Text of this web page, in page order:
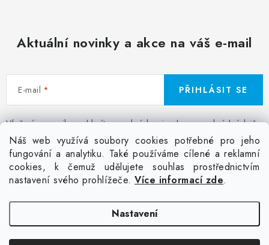
Náš web využívá soubory cookies potřebné pro jeho
fungování a analytiku. Také používáme cílené a reklamní
cookies, k čemuž udělujete souhlas prostřednictvím
nastavení svého prohlížeče. Více informací zde.
Nastavení
Aktuální novinky a akce na váš e-mail
E-mail
Vložením e-mailu souhlasíte spodmínkami ochrany osobních údajů
PŘIHLÁSIT SE
Facebook Kontakt Jak nakupovat
Poptávka potisku textilu
Akce a slevy GDPR + cookies Obchodní podmínky
Doprava
Copyright 2026Colordot.cz. Všechna práva vyhrazena.Upravit nastavení